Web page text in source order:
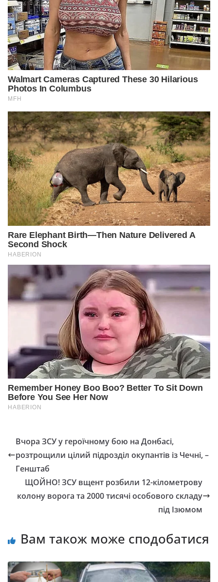
Вчора ЗСУ у героїчному бою на Донбасі,
розтрощили цілий підрозділ окупантів із Чечні, –
Генштаб
ЩОЙНО! ЗСУ вщент розбили 12-кілометрову
колону ворога та 2000 тисячі особового складу
під Ізюмом
Вам також може сподобатися